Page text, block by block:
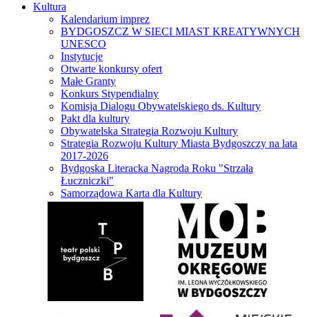
Kultura
Kalendarium imprez
BYDGOSZCZ W SIECI MIAST KREATYWNYCH
UNESCO
Instytucje
Otwarte konkursy ofert
Małe Granty
Konkurs Stypendialny
Komisja Dialogu Obywatelskiego ds. Kultury
Pakt dla kultury
Obywatelska Strategia Rozwoju Kultury
Strategia Rozwoju Kultury Miasta Bydgoszczy na lata
2017-2026
Bydgoska Literacka Nagroda Roku "Strzała
Łuczniczki"
Samorządowa Karta dla Kultury